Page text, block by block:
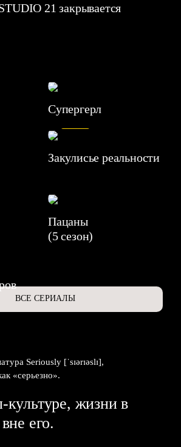
21 закрывается
Супергерл
7.1
Закулисье реальности
Пацаны
(5 сезон)
ВСЕ СЕРИАЛЫ
Seriously [ˈsɪərɪəslɪ],
«серьезно».
жизни в
его.